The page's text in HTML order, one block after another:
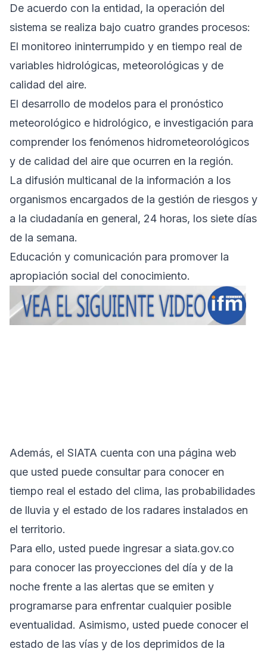
De acuerdo con la entidad, la operación del
sistema se realiza bajo cuatro grandes procesos:
El monitoreo ininterrumpido y en tiempo real de
variables hidrológicas, meteorológicas y de
calidad del aire.
El desarrollo de modelos para el pronóstico
meteorológico e hidrológico, e investigación para
comprender los fenómenos hidrometeorológicos
y de calidad del aire que ocurren en la región.
La difusión multicanal de la información a los
organismos encargados de la gestión de riesgos y
a la ciudadanía en general, 24 horas, los siete días
de la semana.
Educación y comunicación para promover la
apropiación social del conocimiento.
Además, el SIATA cuenta con una página web
que usted puede consultar para conocer en
tiempo real el estado del clima, las probabilidades
de lluvia y el estado de los radares instalados en
el territorio.
Para ello, usted puede ingresar a siata.gov.co
para conocer las proyecciones del día y de la
noche frente a las alertas que se emiten y
programarse para enfrentar cualquier posible
eventualidad. Asimismo, usted puede conocer el
estado de las vías y de los deprimidos de la